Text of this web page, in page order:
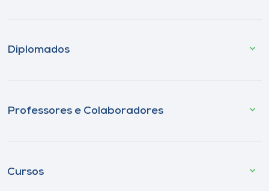
Diplomados
Professores e Colaboradores
Cursos